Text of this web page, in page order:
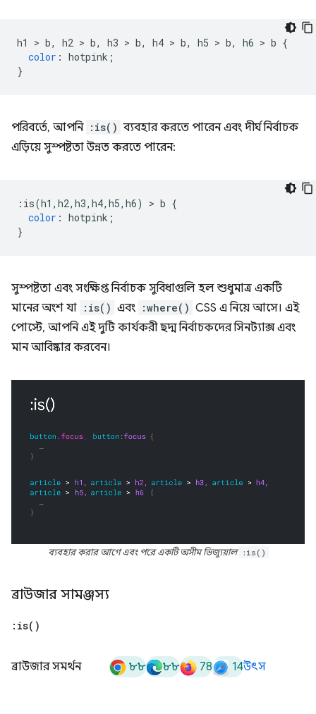
h1 > b, h2 > b, h3 > b, h4 > b, h5 > b, h6 > b {
color : hotpink ;
}
পরিবর্তে, আপনি :is() ব্যবহার করতে পারেন এবং দীর্ঘ নির্বাচক
এড়িয়ে সুস্পষ্টতা উন্নত করতে পারেন:
: is(h1 , h2, h3, h4, h5, h6) > b {
color : hotpink ;
}
সুস্পষ্টতা এবং সংক্ষিপ্ত নির্বাচক সুবিধাগুলি হল শুধুমাত্র একটি
মানের অংশ যা :is() এবং :where() CSS এ নিয়ে আসে। এই
পোস্টে, আপনি এই দুটি কার্যকরী ছদ্ম নির্বাচকদের সিনট্যাক্স এবং
মান আবিষ্কার করবেন।
ব্যবহার করার আগে এবং পরে একটি অসীম ভিজ্যুয়াল :is()
ব্রাউজার সামঞ্জস্য
: is( )
ব্রাউজার সমর্থন ৮৮ ৮৮ 78 14উৎস